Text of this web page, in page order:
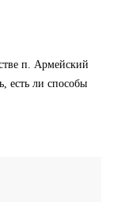
п. Армейский
есть ли способы